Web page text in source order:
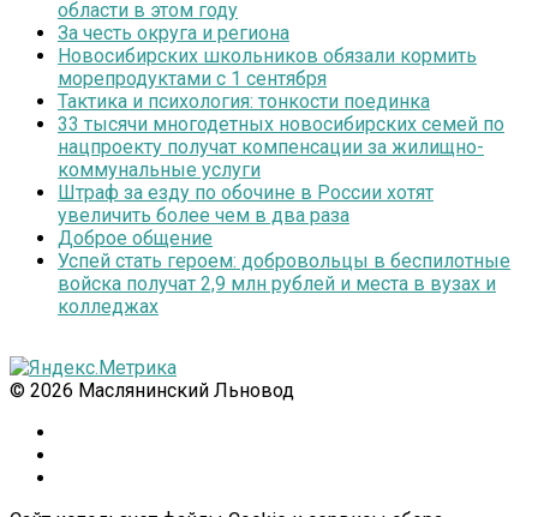
области в этом году
За честь округа и региона
Новосибирских школьников обязали кормить
морепродуктами с 1 сентября
Тактика и психология: тонкости поединка
33 тысячи многодетных новосибирских семей по
нацпроекту получат компенсации за жилищно-
коммунальные услуги
Штраф за езду по обочине в России хотят
увеличить более чем в два раза
Доброе общение
Успей стать героем: добровольцы в беспилотные
войска получат 2,9 млн рублей и места в вузах и
колледжах
© 2026 Маслянинский Льновод